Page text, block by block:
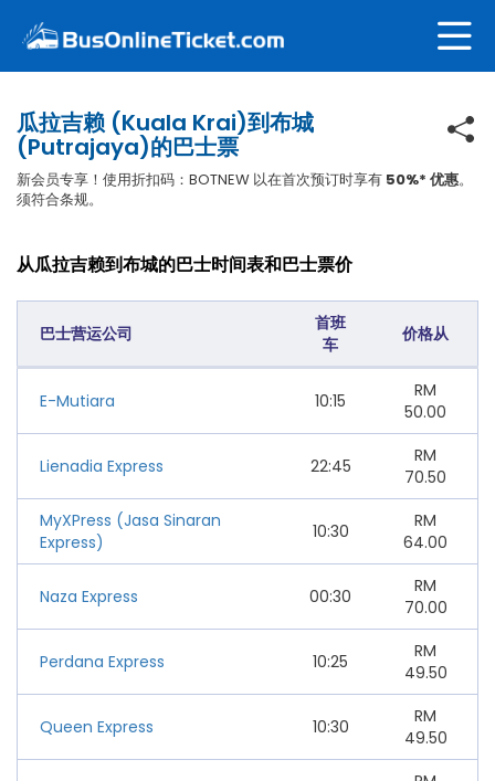
瓜拉吉赖 (Kuala Krai)到布城
(Putrajaya)的巴士票
新会员专享！使用折扣码：BOTNEW 以在首次预订时享有 50%* 优惠。
须符合条规。
从瓜拉吉赖到布城的巴士时间表和巴士票价
巴士营运公司
首班
车
价格从
E-Mutiara 10:15
RM
50.00
Lienadia Express 22:45
RM
70.50
MyXPress (Jasa Sinaran
Express)
10:30
RM
64.00
Naza Express 00:30
RM
70.00
Perdana Express 10:25
RM
49.50
Queen Express 10:30
RM
49.50